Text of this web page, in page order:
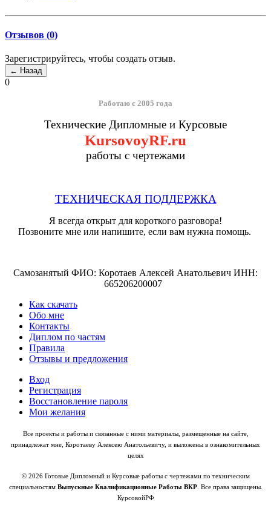
Отзывов (0)
Зарегистрируйтесь, чтобы создать отзыв.
0
Работаю с 2005 года
Технические Дипломные и Курсовые
KursovoyRF.ru
работы с чертежами
ТЕХНИЧЕСКАЯ ПОДДЕРЖКА
Я всегда открыт для короткого разговора!
Позвоните мне или напишите, если вам нужна помощь.
Самозанятый ФИО: Коротаев Алексей Анатольевич ИНН:
665206200007
Как скачать
Обо мне
Контакты
Диплом по частям
Правила
Отзывы и предложения
Вход
Регистрация
Восстановление пароля
Мои желания
Все проекты и работы и связанные с ними материалы, размещенные на сайте,
принадлежат мне, Коротаеву Алексею Анатольевичу, и выложены в ознакомительных
целях
© 2026 Готовые Дипломный и Курсовые работы с чертежами по техническим
специальностям Выпускные Квалификационные Работы ВКР. Все права защищены.
КурсовойРФ